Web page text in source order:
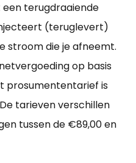
een terugdraaiende
(teruglevert)
stroom die je afneemt.
op basis
prosumententarief is
tarieven verschillen
tussen de €89,00 en